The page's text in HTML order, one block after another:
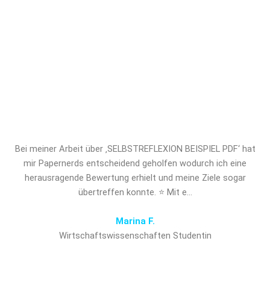
Bei meiner Arbeit über ‚SELBSTREFLEXION BEISPIEL PDF‘ hat
mir Papernerds entscheidend geholfen wodurch ich eine
herausragende Bewertung erhielt und meine Ziele sogar
übertreffen konnte. ⭐ Mit e…
Marina F.
Wirtschaftswissenschaften Studentin